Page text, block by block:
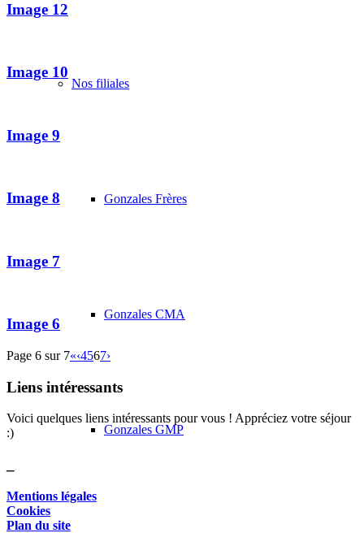
Nos filiales
Gonzales Frères
Gonzales CMA
Gonzales GMP
Image 12
Image 10
Image 9
Image 8
Image 7
Image 6
Page 6 sur 7«‹4567›
Liens intéressants
Voici quelques liens intéressants pour vous ! Appréciez votre séjour
:)
Mentions légales
Cookies
Plan du site